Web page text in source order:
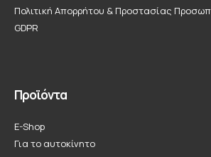
Πολιτική Απορρήτου & Προστασίας
GDPR
Προϊόντα
E-Shop
Για το αυτοκίνητο